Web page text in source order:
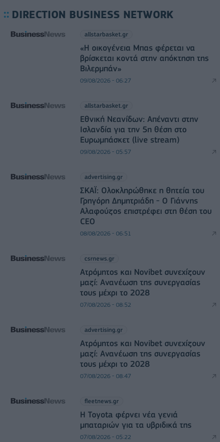
DIRECTION BUSINESS NETWORK
allstarbasket.gr
«Η οικογένεια Μπας φέρεται να
βρίσκεται κοντά στην απόκτηση της
Βιλερμπάν»
09/08/2026 - 06:27
allstarbasket.gr
Εθνική Νεανίδων: Απέναντι στην
Ισλανδία για την 5η θέση στο
Ευρωμπάσκετ (live stream)
09/08/2026 - 05:57
advertising.gr
ΣΚΑΪ: Ολοκληρώθηκε η θητεία του
Γρηγόρη Δημητριάδη - Ο Γιάννης
Αλαφούζος επιστρέφει στη θέση του
CEO
08/08/2026 - 06:51
csrnews.gr
Ατρόμητος και Novibet συνεχίζουν
μαζί: Ανανέωση της συνεργασίας
τους μέχρι το 2028
07/08/2026 - 08:52
advertising.gr
Ατρόμητος και Novibet συνεχίζουν
μαζί: Ανανέωση της συνεργασίας
τους μέχρι το 2028
07/08/2026 - 08:47
fleetnews.gr
Η Toyota φέρνει νέα γενιά
μπαταριών για τα υβριδικά της
07/08/2026 - 05:22